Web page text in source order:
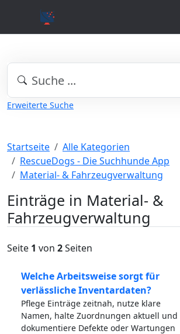
Erweiterte Suche
Startseite
Alle Kategorien
RescueDogs - Die Suchhunde App
Material- & Fahrzeugverwaltung
Einträge in Material- &
Fahrzeugverwaltung
Seite 1 von 2Seiten
Welche Arbeitsweise sorgt für
verlässliche Inventardaten?
Pflege Einträge zeitnah, nutze klare
Namen, halte Zuordnungen aktuell und
dokumentiere Defekte oder Wartungen